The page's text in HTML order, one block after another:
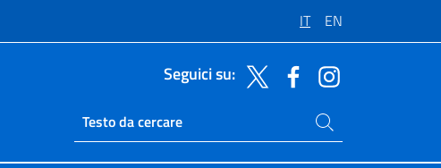
IT EN
Seguici su:
Ricerca sito live
Cerca nel sito